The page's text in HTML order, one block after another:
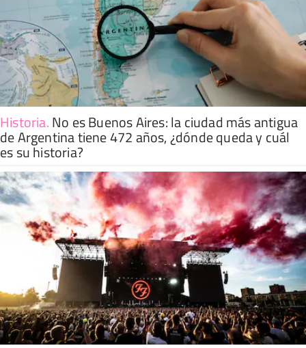
Historia.No es Buenos Aires: la ciudad más antigua
de Argentina tiene 472 años, ¿dónde queda y cuál
es su historia?